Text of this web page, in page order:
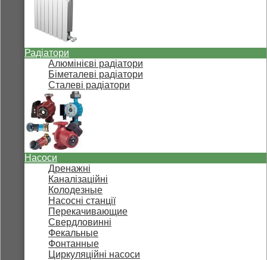
Радіатори
Алюмінієві радіатори
Біметалеві радіатори
Сталеві радіатори
Насоси
Дренажні
Каналізаційні
Колодезные
Насосні станції
Перекачивающие
Свердловинні
Фекальные
Фонтанные
Циркуляційні насоси